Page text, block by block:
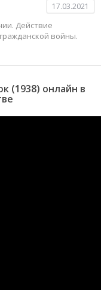
17.03.2021
Действие
войны.
(1938) онлайн в